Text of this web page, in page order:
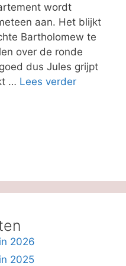
wordt
aan. Het blijkt
Bartholomew te
over de ronde
dus Jules grijpt
… Lees verder
2026
2025